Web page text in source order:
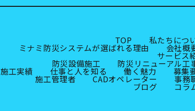
TOP 私たちにつ
ミナミ防災システムが選ばれる理由 会社概
サービス
防災設備施工 防災リニューアル工
施工実績 仕事と人を知る 働く魅力 募集
施工管理者 CADオペレーター 事務
ブログ
コラ